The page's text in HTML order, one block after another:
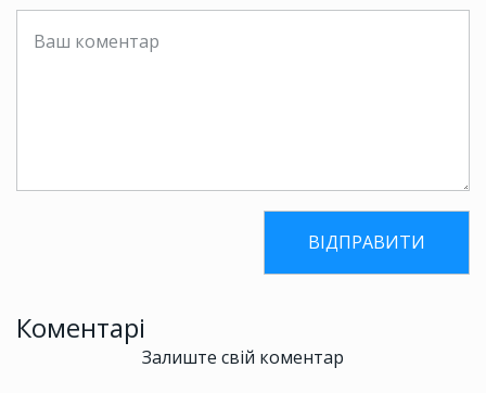
Коментарі
Залиште свій коментар